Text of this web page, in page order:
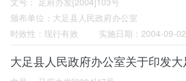
颁布单位： 大足县人民政府办公室
时效性： 现行有效 实施日期： 2004-09-02